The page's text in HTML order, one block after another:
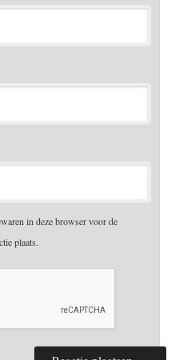
in deze browser voor de
plaats.